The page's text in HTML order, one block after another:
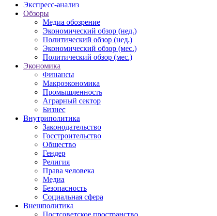
Экспресс-анализ
Обзоры
Медиа обозрение
Экономический обзор (нед.)
Политический обзор (нед.)
Экономический обзор (мес.)
Политический обзор (мес.)
Экономика
Финансы
Макроэкономика
Промышленность
Аграрный сектор
Бизнес
Внутриполитика
Законодательство
Госстроительство
Общество
Гендер
Религия
Права человека
Медиа
Безопасность
Социальная сфера
Внешполитика
Постсоветское пространство